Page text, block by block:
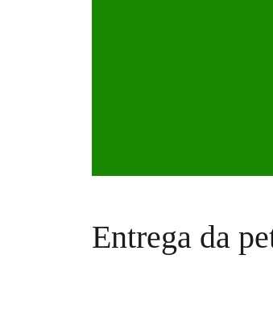
Entrega da